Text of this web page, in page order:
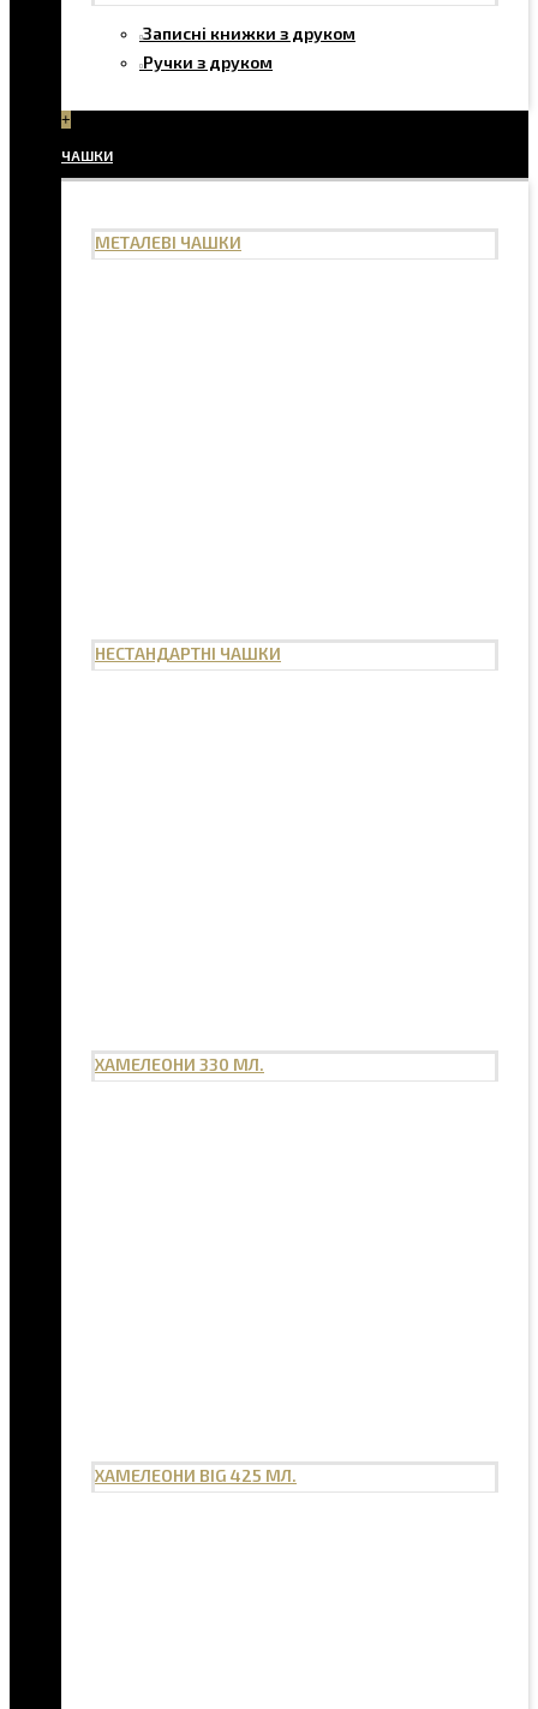
Записні книжки з друком
Ручки з друком
+
ЧАШКИ
МЕТАЛЕВІ ЧАШКИ
НЕСТАНДАРТНІ ЧАШКИ
ХАМЕЛЕОНИ 330 МЛ.
ХАМЕЛЕОНИ BIG 425 МЛ.